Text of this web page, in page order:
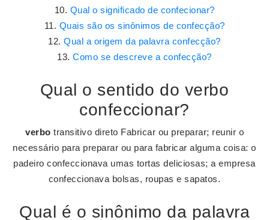
Qual o significado de confecionar?
Quais são os sinônimos de confecção?
Qual a origem da palavra confecção?
Como se descreve a confecção?
Qual o sentido do verbo
confeccionar?
verbo transitivo direto Fabricar ou preparar; reunir o
necessário para preparar ou para fabricar alguma coisa: o
padeiro confeccionava umas tortas deliciosas; a empresa
confeccionava bolsas, roupas e sapatos.
Qual é o sinônimo da palavra